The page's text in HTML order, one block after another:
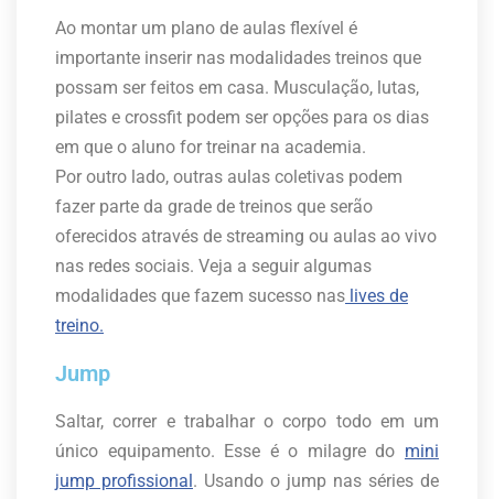
Ao montar um plano de aulas flexível é
importante inserir nas modalidades treinos que
possam ser feitos em casa. Musculação, lutas,
pilates e crossfit podem ser opções para os dias
em que o aluno for treinar na academia.
Por outro lado, outras aulas coletivas podem
fazer parte da grade de treinos que serão
oferecidos através de streaming ou aulas ao vivo
nas redes sociais. Veja a seguir algumas
modalidades que fazem sucesso nas lives de
treino.
Jump
Saltar, correr e trabalhar o corpo todo em um
único equipamento. Esse é o milagre do mini
jump profissional . Usando o jump nas séries de